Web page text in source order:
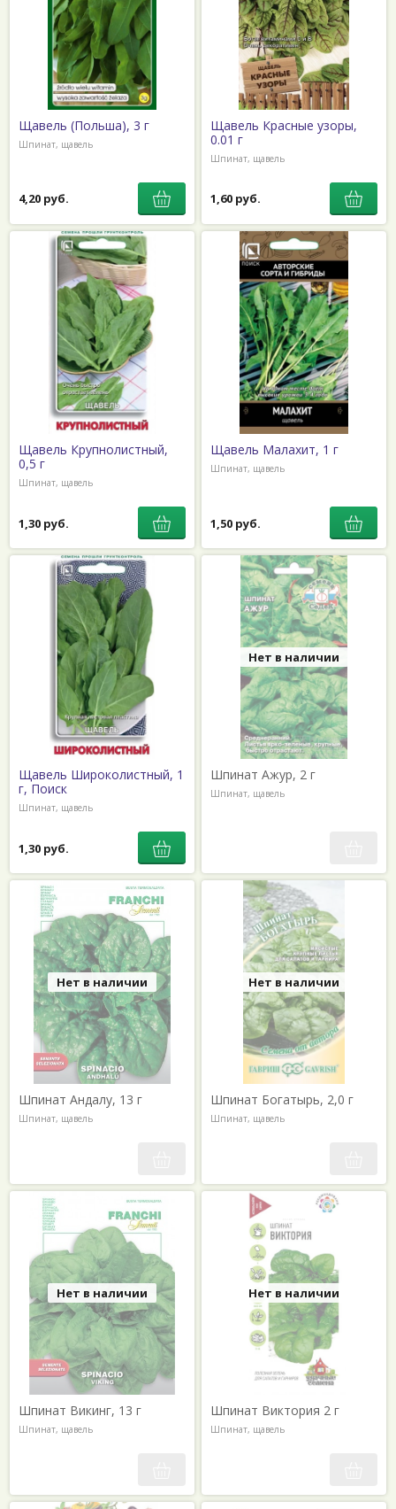
Щавель (Польша), 3 г
Шпинат, щавель
4,20 руб.
Щавель Красные узоры,
0.01 г
Шпинат, щавель
1,60 руб.
Щавель Крупнолистный,
0,5 г
Шпинат, щавель
1,30 руб.
Щавель Малахит, 1 г
Шпинат, щавель
1,50 руб.
Щавель Широколистный, 1
г, Поиск
Шпинат, щавель
1,30 руб.
Нет в наличии
Шпинат Ажур, 2 г
Шпинат, щавель
Нет в наличии
Шпинат Андалу, 13 г
Шпинат, щавель
Нет в наличии
Шпинат Богатырь, 2,0 г
Шпинат, щавель
Нет в наличии
Шпинат Викинг, 13 г
Шпинат, щавель
Нет в наличии
Шпинат Виктория 2 г
Шпинат, щавель